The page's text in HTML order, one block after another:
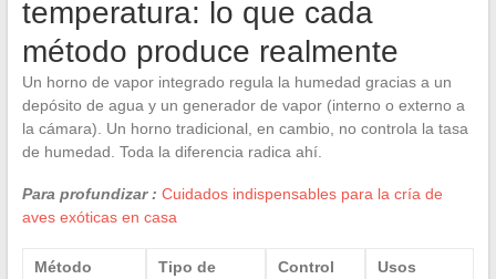
temperatura: lo que cada
método produce realmente
Un horno de vapor integrado regula la humedad gracias a un
depósito de agua y un generador de vapor (interno o externo a
la cámara). Un horno tradicional, en cambio, no controla la tasa
de humedad. Toda la diferencia radica ahí.
Para profundizar : Cuidados indispensables para la cría de
aves exóticas en casa
Método
Tipo de
Control
Usos